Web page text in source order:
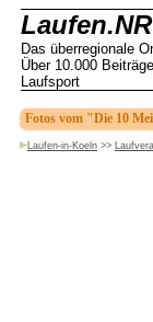
Das überregionale
Über 10.000
Laufsport
Fotos vom "Die 10
Laufen-in-Koeln >>